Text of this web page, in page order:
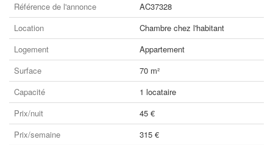
Référence de l'annonce
AC37328
Location
Chambre chez l'habitant
Logement
Appartement
Surface
70 m²
Capacité
1 locataire
Prix/nuit
45 €
Prix/semaine
315 €